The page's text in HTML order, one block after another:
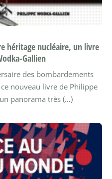
héritage nucléaire, un livre
Gallien
des bombardements
nouveau livre de Philippe
panorama très (…)